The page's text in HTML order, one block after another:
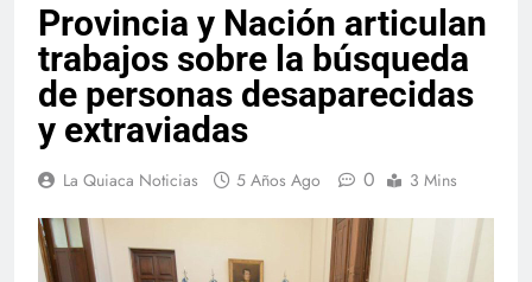
Provincia y Nación articulan
trabajos sobre la búsqueda
de personas desaparecidas
y extraviadas
La Quiaca Noticias 5 Años Ago 0 3 Mins